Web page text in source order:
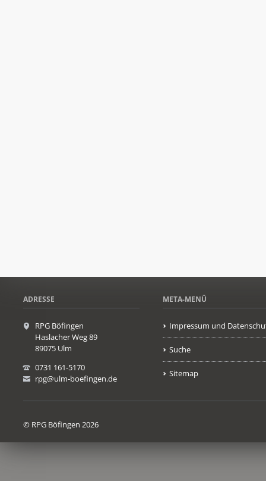
ADRESSE
RPG Böfingen
Haslacher Weg 89
89075 Ulm
0731 161-5170
rpg@ulm-boefingen.de
META-MENÜ
Impressum und
Suche
Sitemap
© RPG Böfingen 2026